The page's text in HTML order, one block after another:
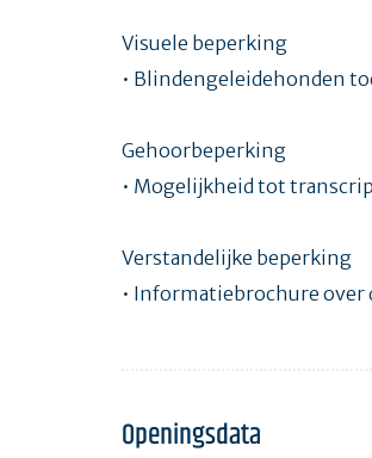
Visuele beperking
• Blindengeleidehonden
Gehoorbeperking
• Mogelijkheid tot
Verstandelijke beperking
• Informatiebrochure over
Openingsdata